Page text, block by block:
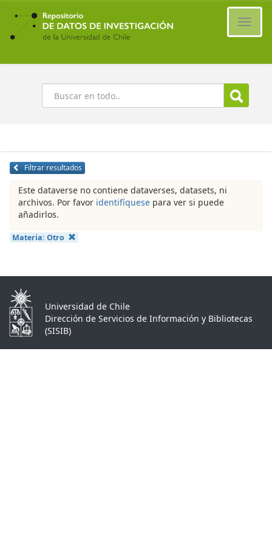
Ir
contenido
principal
Buscar
Filtrar resultados
Este dataverse no contiene dataverses, datasets, ni
archivos. Por favor identifíquese para ver si puede
añadirlos.
Materia: Otro
Universidad de Chile
Dirección de Servicios de Información y Bibliotecas
(SISIB)